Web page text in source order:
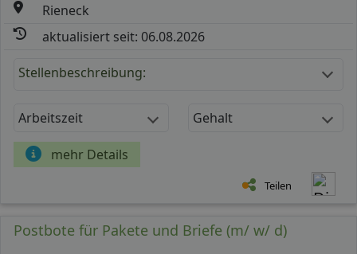
Rieneck
aktualisiert seit: 06.08.2026
Stellenbeschreibung:
Arbeitszeit Gehalt
mehr Details
Teilen
Postbote für Pakete und Briefe (m/ w/ d)